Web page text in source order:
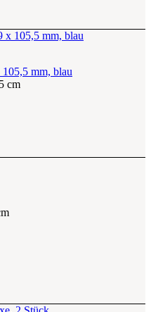
mm, blau
cm